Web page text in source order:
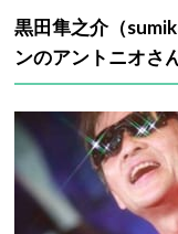
黒田隼之介（
ンのアントニオさ